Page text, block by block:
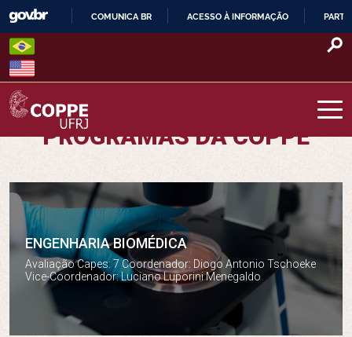
Skip
content
O
COMUNICA BR ACESSO À INFORMAÇÃO
COPPE – UFRJ
PROGRAMAS DA COPPE
ENGENHARIA BIOMÉDICA
Avaliação Capes: 7 Coordenador: Diogo Antonio Tschoeke
Vice-Coordenador: Luciano Luporini Menegaldo
Engenharia Biomédica